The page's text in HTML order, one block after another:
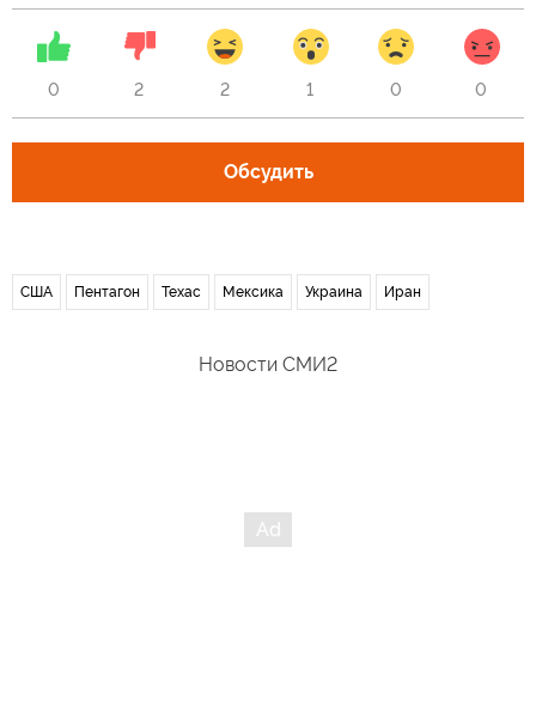
0 2 2 1 0 0
Обсудить
США Пентагон Техас Мексика Украина Иран
Новости СМИ2